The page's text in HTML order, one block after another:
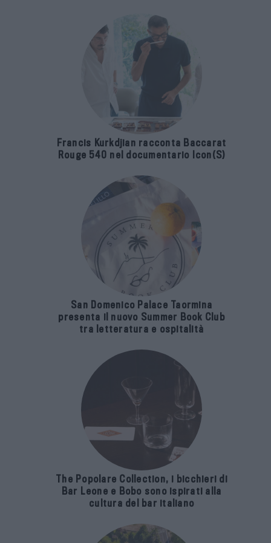
Francis Kurkdjian racconta Baccarat
Rouge 540 nel documentario Icon(S)
San Domenico Palace Taormina
presenta il nuovo Summer Book Club
tra letteratura e ospitalità
The Popolare Collection, i bicchieri di
Bar Leone e Bobo sono ispirati alla
cultura del bar italiano